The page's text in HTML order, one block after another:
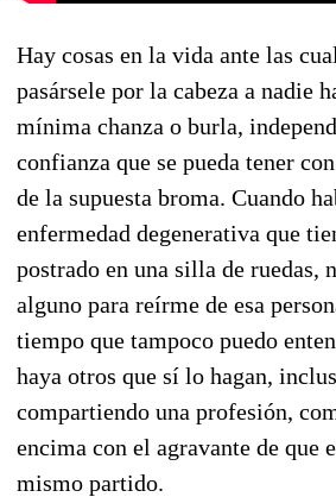
Hay cosas en la vida ante las
pasársele por la cabeza a nadie
mínima chanza o burla,
confianza que se pueda tener
de la supuesta broma. Cuando
enfermedad degenerativa que
postrado en una silla de ruedas,
alguno para reírme de esa
tiempo que tampoco puedo
haya otros que sí lo hagan,
compartiendo una profesión,
encima con el agravante de que
mismo partido.